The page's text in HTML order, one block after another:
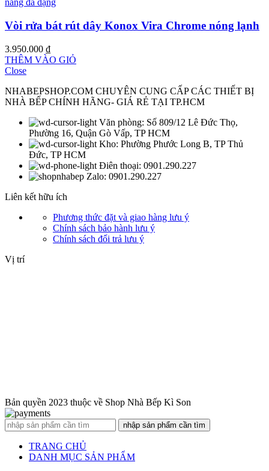
Vòi rửa bát rút dây Konox Vira Chrome nóng lạnh
3.950.000 ₫
THÊM VÀO GIỎ
Close
NHABEPSHOP.COM CHUYÊN CUNG CẤP CÁC THIẾT BỊ
NHÀ BẾP CHÍNH HÃNG- GIÁ RẺ TẠI TP.HCM
Văn phòng: Số 809/12 Lê Đức Thọ,
Phường 16, Quận Gò Vấp, TP HCM
Kho: Phường Phước Long B, TP Thủ
Đức, TP HCM
Điên thoại: 0901.290.227
Zalo: 0901.290.227
Liên kết hữu ích
Phương thức đặt và giao hàng lưu ý
Chính sách bảo hành lưu ý
Chính sách đổi trả lưu ý
Vị trí
Bản quyền 2023 thuộc về Shop Nhà Bếp Kì Son
nhập sản phẩm cần tìm
TRANG CHỦ
DANH MỤC SẢN PHẨM